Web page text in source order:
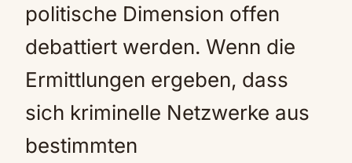
politische Dimension offen
debattiert werden. Wenn die
Ermittlungen ergeben, dass
sich kriminelle Netzwerke aus
bestimmten